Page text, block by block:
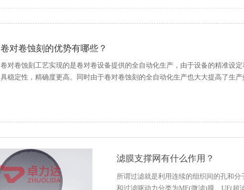
卷对卷蚀刻的优势有哪些？
卷对卷蚀刻工艺实现的是卷对卷设备提供的全自动化生产，由于设备的精准设
具稳定性，精确度更高。同时由于卷对卷蚀刻的全自动化生产也大大提高了生产
滤膜支撑网有什么作用？
所谓过滤就是利用连续的组织间的孔和
和过滤驱动力分类为MF(微滤)膜、UF(超